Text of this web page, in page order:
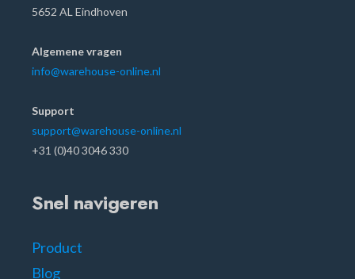
5652 AL Eindhoven
Algemene vragen
info@warehouse-online.nl
Support
support@warehouse-online.nl
+31 (0)40 3046 330
Snel navigeren
Product
Blog